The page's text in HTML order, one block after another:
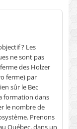
? Les
ne sont pas
des Holzer
ferme) par
sûr le Bec
formation dans
le nombre de
Prenons
Québec, dans un